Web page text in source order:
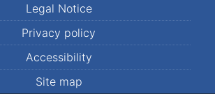
Legal Notice
Privacy policy
Accessibility
Site map